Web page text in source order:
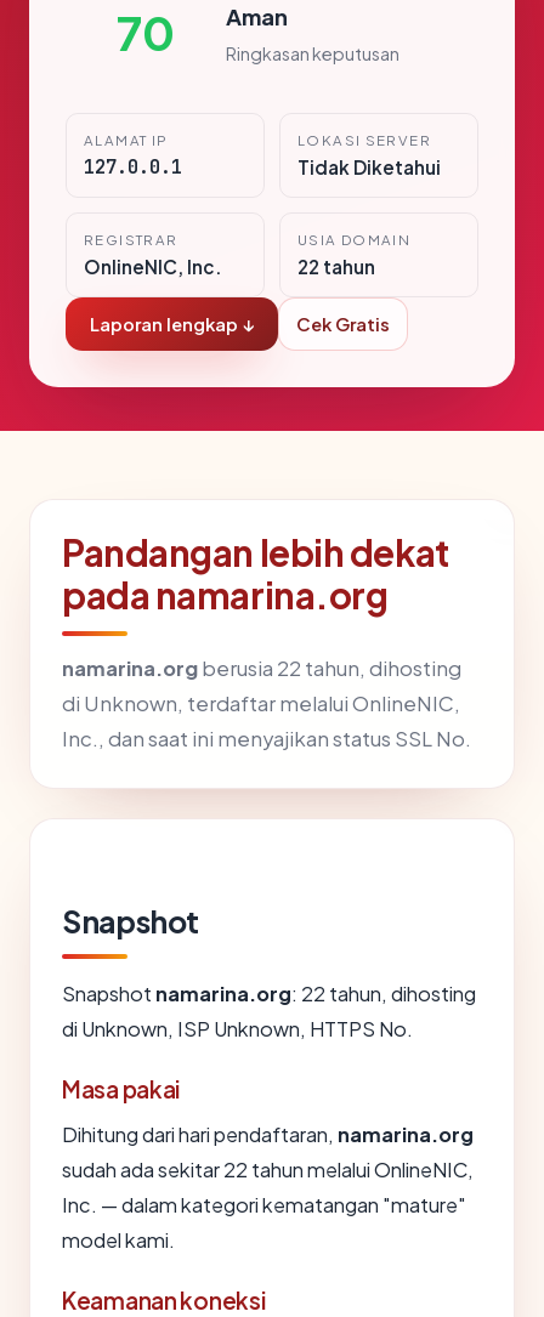
70 Aman
Ringkasan keputusan
ALAMAT IP
127.0.0.1
LOKASI SERVER
Tidak Diketahui
REGISTRAR
OnlineNIC, Inc.
USIA DOMAIN
22 tahun
Laporan lengkap ↓ Cek Gratis
Pandangan lebih dekat
pada namarina.org
namarina.orgberusia 22 tahun, dihosting
di Unknown, terdaftar melalui OnlineNIC,
Inc., dan saat ini menyajikan status SSL No.
Snapshot
Snapshot namarina.org: 22 tahun, dihosting
di Unknown, ISP Unknown, HTTPS No.
Masa pakai
Dihitung dari hari pendaftaran, namarina.org
sudah ada sekitar 22 tahun melalui OnlineNIC,
Inc. — dalam kategori kematangan "mature"
model kami.
Keamanan koneksi